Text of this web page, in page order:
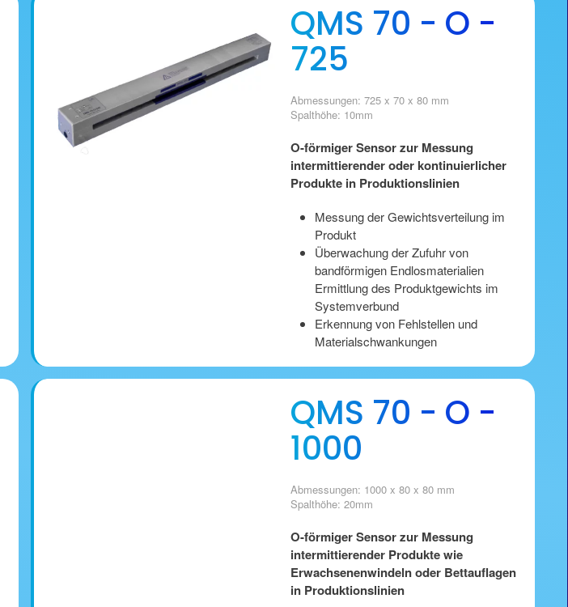
QMS 70 - O -
725
Abmessungen: 725 x 70 x 80 mm
Spalthöhe: 10mm
O-förmiger Sensor zur Messung
intermittierender oder kontinuierlicher
Produkte in Produktionslinien
Messung der Gewichtsverteilung im
Produkt
Überwachung der Zufuhr von
bandförmigen Endlosmaterialien
Ermittlung des Produktgewichts im
Systemverbund
Erkennung von Fehlstellen und
Materialschwankungen
QMS 70 - O -
1000
Abmessungen: 1000 x 80 x 80 mm
Spalthöhe: 20mm
O-förmiger Sensor zur Messung
intermittierender Produkte wie
Erwachsenenwindeln oder Bettauflagen
in Produktionslinien